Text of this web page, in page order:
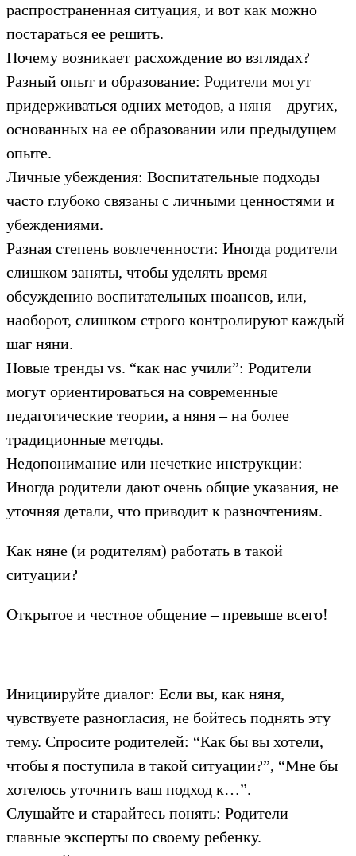
распространенная ситуация, и вот как можно
постараться ее решить.
Почему возникает расхождение во взглядах?
Разный опыт и образование: Родители могут
придерживаться одних методов, а няня – других,
основанных на ее образовании или предыдущем
опыте.
Личные убеждения: Воспитательные подходы
часто глубоко связаны с личными ценностями и
убеждениями.
Разная степень вовлеченности: Иногда родители
слишком заняты, чтобы уделять время
обсуждению воспитательных нюансов, или,
наоборот, слишком строго контролируют каждый
шаг няни.
Новые тренды vs. “как нас учили”: Родители
могут ориентироваться на современные
педагогические теории, а няня – на более
традиционные методы.
Недопонимание или нечеткие инструкции:
Иногда родители дают очень общие указания, не
уточняя детали, что приводит к разночтениям.
Как няне (и родителям) работать в такой
ситуации?
Открытое и честное общение – превыше всего!
Инициируйте диалог: Если вы, как няня,
чувствуете разногласия, не бойтесь поднять эту
тему. Спросите родителей: “Как бы вы хотели,
чтобы я поступила в такой ситуации?”, “Мне бы
хотелось уточнить ваш подход к…”.
Слушайте и старайтесь понять: Родители –
главные эксперты по своему ребенку.